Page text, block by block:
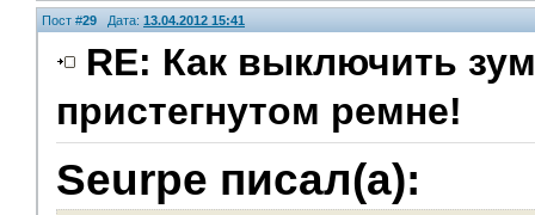
Пост #29 Дата: 13.04.2012 15:41
RE: Как выключить
пристегнутом ремне!
Seurpe писал(а):